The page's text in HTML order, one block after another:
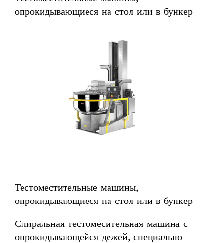
опрокидывающиеся на стол или в бункер
Тестоместительные машины,
опрокидывающиеся на стол или в бункер
Спиральная тестомесительная машина с
опрокидывающейся дежей, специально